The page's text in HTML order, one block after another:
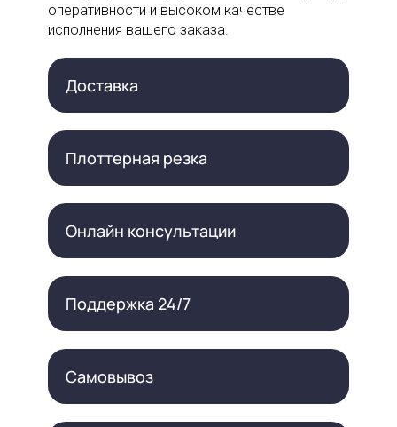
оперативности и высоком качестве
исполнения вашего заказа.
Доставка
Плоттерная резка
Онлайн консультации
Поддержка 24/7
Самовывоз